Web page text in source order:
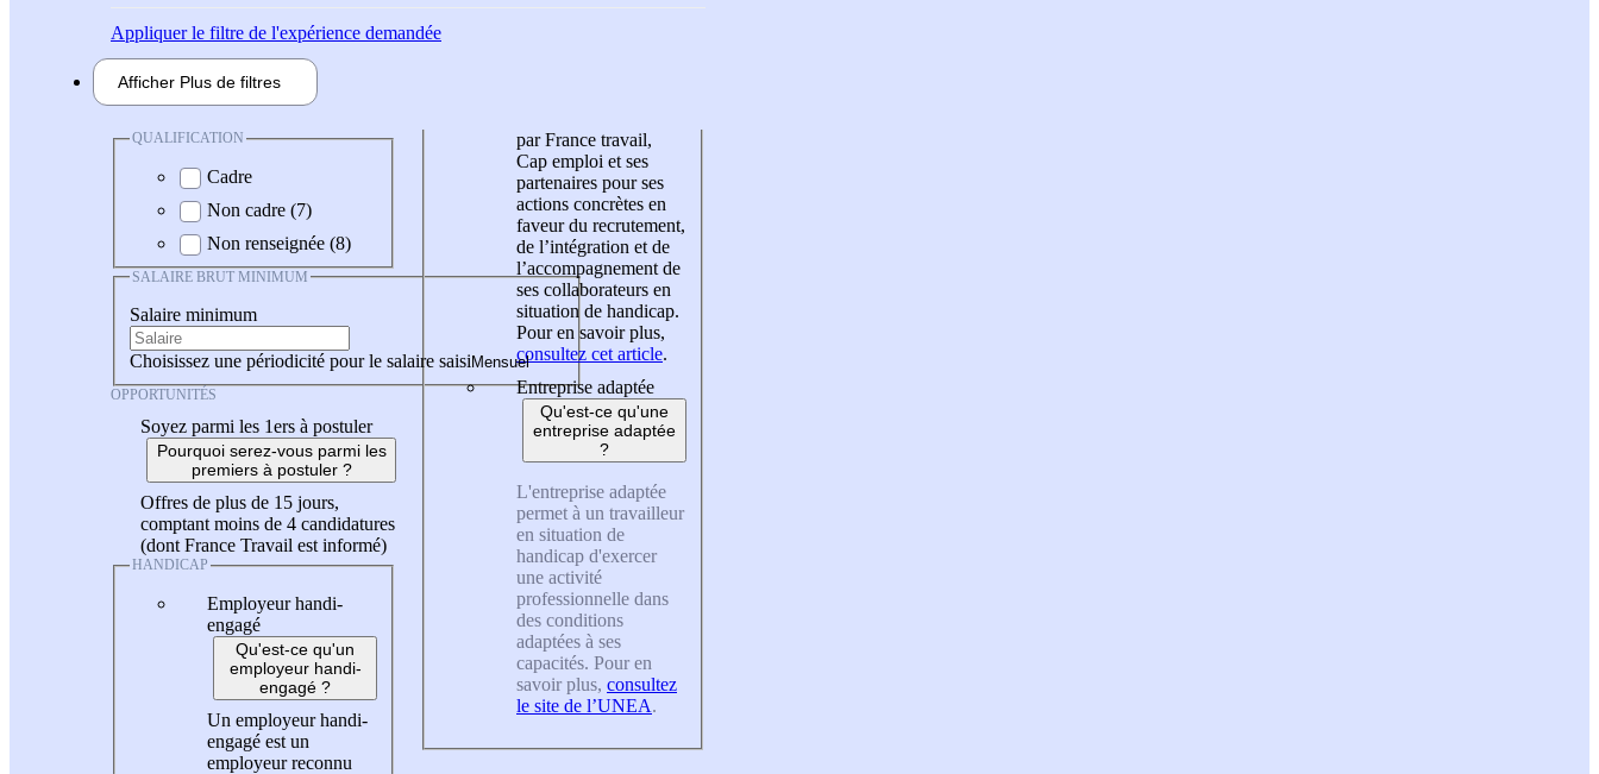
Appliquerle filtre de l'expérience demandée
Afficher Plus de filtres
QUALIFICATION
Cadre
Non cadre (7)
Non renseignée (8)
SALAIRE BRUT MINIMUM
Salaire minimum
Choisissez une périodicité pour le salaire saisi
OPPORTUNITÉS
Soyez parmi les 1ers à postuler
Pourquoi serez-vous parmi les
premiers à postuler ?
Offres de plus de 15 jours,
comptant moins de 4 candidatures
(dont France Travail est informé)
HANDICAP
Employeur handi-
engagé
Qu'est-ce qu'un
employeur handi-
engagé ?
Un employeur handi-
engagé est un
employeur reconnu
par France travail,
Cap emploi et ses
partenaires pour ses
actions concrètes en
faveur du recrutement,
de l’intégration et de
l’accompagnement de
ses collaborateurs en
situation de handicap.
Pour en savoir plus,
consultez cet article.
Entreprise adaptée
Qu'est-ce qu'une
entreprise adaptée
?
L'entreprise adaptée
permet à un travailleur
en situation de
handicap d'exercer
une activité
professionnelle dans
des conditions
adaptées à ses
capacités. Pour en
savoir plus, consultez
le site de l’UNEA.